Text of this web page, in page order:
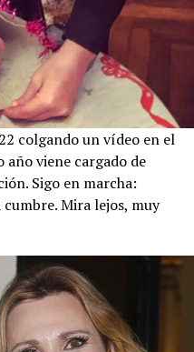
colgando un vídeo en el
año viene cargado de
Sigo en marcha:
Mira lejos, muy